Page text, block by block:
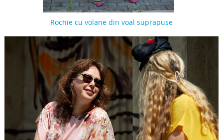
Rochie cu volane din voal suprapuse